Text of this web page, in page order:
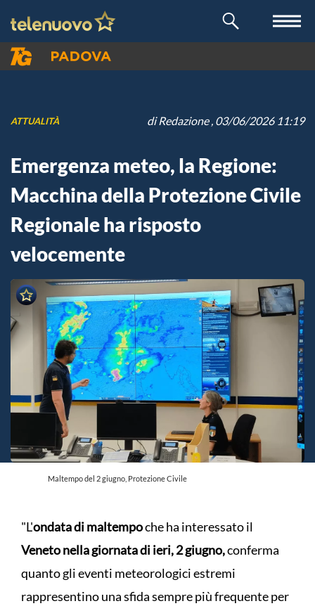
ATTUALITÀ diRedazione, 03/06/2026 11:19
Emergenza meteo, la Regione:
Macchina della Protezione Civile
Regionale ha risposto
velocemente
Maltempo del 2 giugno, Protezione Civile
"L'ondata di maltempoche ha interessato il
Veneto nella giornata di ieri, 2 giugno,conferma
quanto gli eventi meteorologici estremi
rappresentino una sfida sempre più frequente per